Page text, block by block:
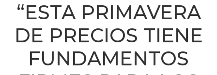
“ESTA PRIMAVERA
DE PRECIOS TIENE
FUNDAMENTOS